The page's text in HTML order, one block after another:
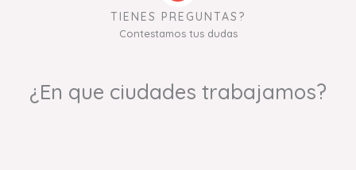
TIENES PREGUNTAS?
Contestamos tus dudas
¿En que ciudades trabajamos?